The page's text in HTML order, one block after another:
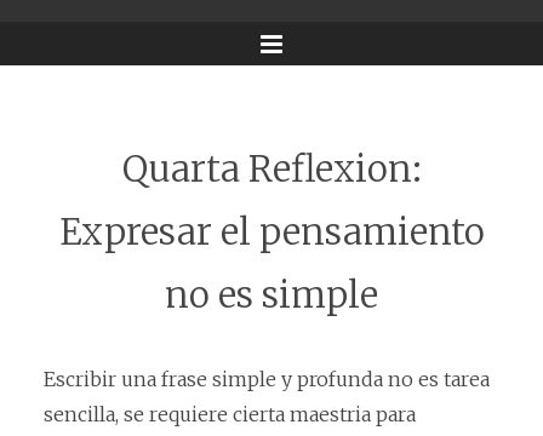
Menu
Quarta Reflexion:
Expresar el pensamiento
no es simple
Escribir una frase simple y profunda no es tarea
sencilla, se requiere cierta maestria para